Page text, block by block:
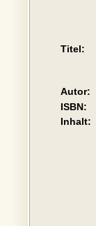
Titel:
Autor:
ISBN:
Inhalt: